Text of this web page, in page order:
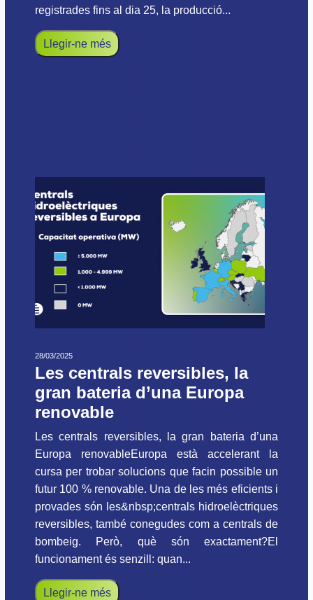
registrades fins al dia 25, la producció...
Llegir-ne més
28/03/2025
Les centrals reversibles, la
gran bateria d’una Europa
renovable
Les centrals reversibles, la gran bateria d’una
Europa renovableEuropa està accelerant la
cursa per trobar solucions que facin possible un
futur 100 % renovable. Una de les més eficients i
provades són les&nbsp;centrals hidroelèctriques
reversibles, també conegudes com a centrals de
bombeig. Però, què són exactament?El
funcionament és senzill: quan...
Llegir-ne més